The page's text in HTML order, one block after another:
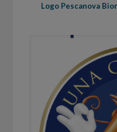
Logo Pescanova